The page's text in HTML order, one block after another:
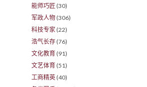
能师巧匠 (30)
军政人物 (306)
科技专家 (22)
浩气长存 (76)
文化教育 (91)
文艺体育 (51)
工商精英 (40)